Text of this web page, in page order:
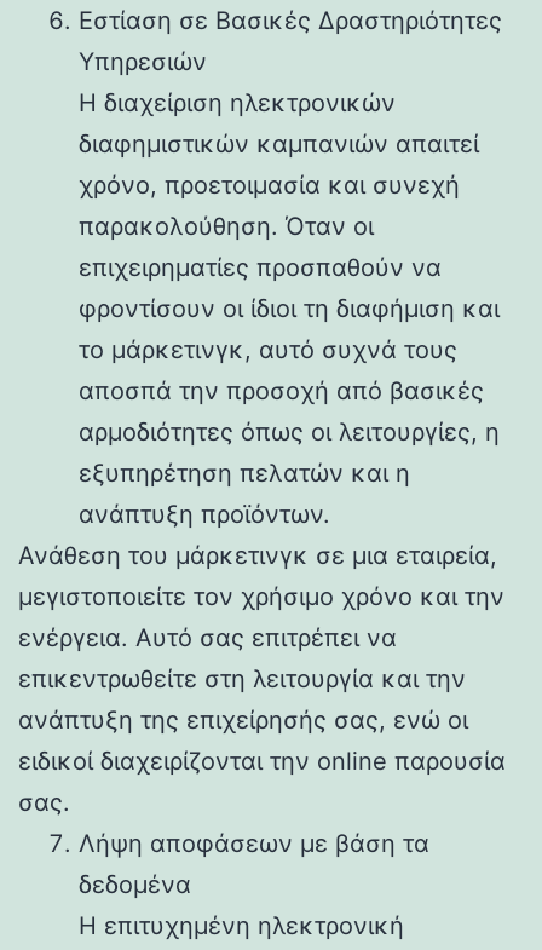
Εστίαση σε Βασικές Δραστηριότητες
Υπηρεσιών
Η διαχείριση ηλεκτρονικών
διαφημιστικών καμπανιών απαιτεί
χρόνο, προετοιμασία και συνεχή
παρακολούθηση. Όταν οι
επιχειρηματίες προσπαθούν να
φροντίσουν οι ίδιοι τη διαφήμιση και
το μάρκετινγκ, αυτό συχνά τους
αποσπά την προσοχή από βασικές
αρμοδιότητες όπως οι λειτουργίες, η
εξυπηρέτηση πελατών και η
ανάπτυξη προϊόντων.
Ανάθεση του μάρκετινγκ σε μια εταιρεία,
μεγιστοποιείτε τον χρήσιμο χρόνο και την
ενέργεια. Αυτό σας επιτρέπει να
επικεντρωθείτε στη λειτουργία και την
ανάπτυξη της επιχείρησής σας, ενώ οι
ειδικοί διαχειρίζονται την online παρουσία
σας.
Λήψη αποφάσεων με βάση τα
δεδομένα
Η επιτυχημένη ηλεκτρονική